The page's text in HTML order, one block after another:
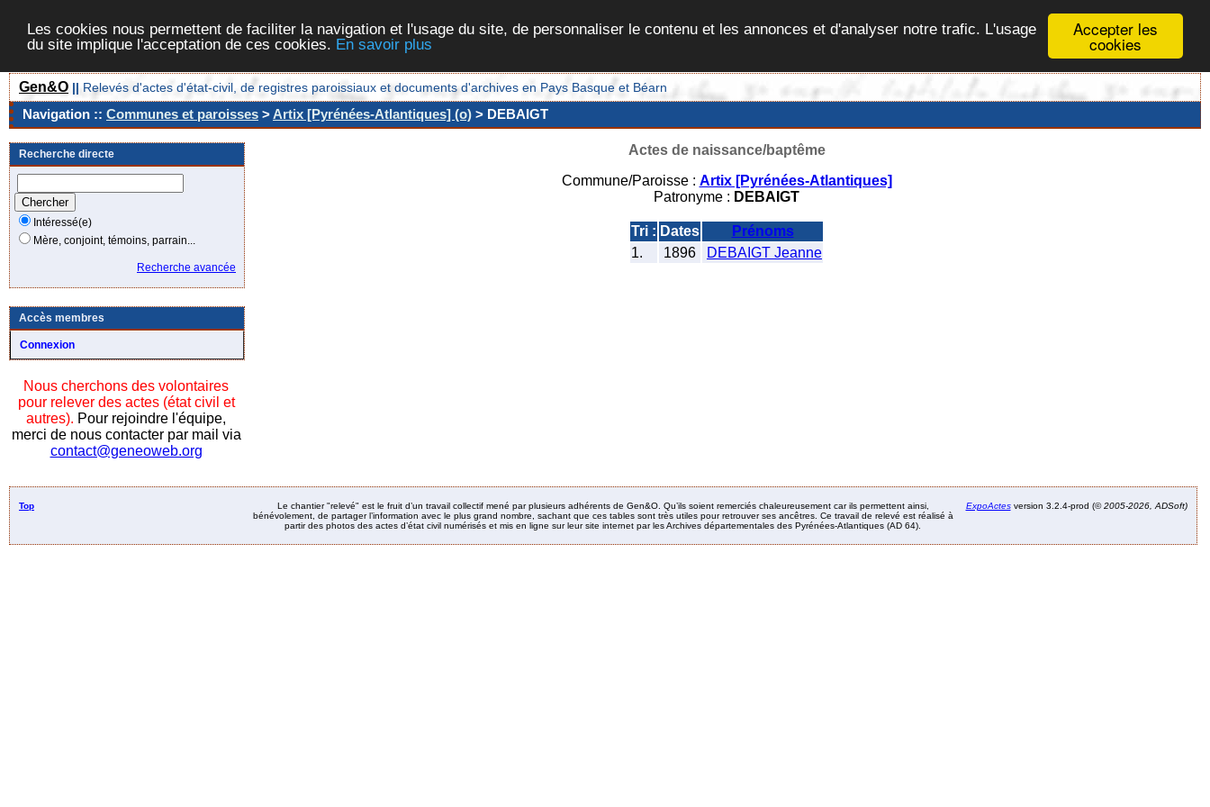
Accepter les
cookies
Les cookies nous permettent de faciliter la navigation et l'usage du site, de personnaliser le contenu et les annonces et d'analyser notre trafic. L'usage
du site implique l'acceptation de ces cookies. En savoir plus
Gen&O || Relevés d'actes d'état-civil, de registres paroissiaux et documents d'archives en Pays Basque et Béarn
Navigation :: Communes et paroisses >Artix [Pyrénées-Atlantiques] (o) > DEBAIGT
Recherche directe
Intéressé(e)
Mère, conjoint, témoins, parrain...
Recherche avancée
Accès membres
Connexion
Nous cherchons des volontaires
pour relever des actes (état civil et
autres). Pour rejoindre l'équipe,
merci de nous contacter par mail via
contact@geneoweb.org
Actes de naissance/baptême
Commune/Paroisse : Artix [Pyrénées-Atlantiques]
Patronyme : DEBAIGT
Tri : Dates
Prénoms
1.
1896 DEBAIGT Jeanne
Top
Le chantier "relevé" est le fruit d’un travail collectif mené par plusieurs adhérents de Gen&O. Qu’ils soient remerciés chaleureusement car ils permettent ainsi,
bénévolement, de partager l’information avec le plus grand nombre, sachant que ces tables sont très utiles pour retrouver ses ancêtres. Ce travail de relevé est réalisé à
partir des photos des actes d’état civil numérisés et mis en ligne sur leur site internet par les Archives départementales des Pyrénées-Atlantiques (AD 64).
ExpoActesversion 3.2.4-prod (©2005-2026, ADSoft)